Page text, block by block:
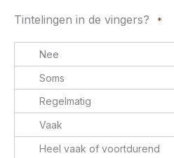
Tintelingen in de vingers? *